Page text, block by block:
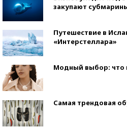
закупают
Путешествие в
«Интерстеллара»
Модный выбор: что
Самая трендовая